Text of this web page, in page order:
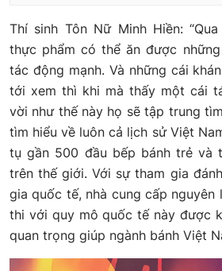
Thí sinh Tôn Nữ Minh Hiền:
thực phẩm có thể ăn được
tác động mạnh. Và những cái
tới xem thì khi mà thấy một cái
vời như thế này họ sẽ tập trung
tìm hiểu về luôn cả lịch sử Việt
tụ gần 500 đầu bếp bánh trẻ và
trên thế giới. Với sự tham gia
gia quốc tế, nhà cung cấp nguyên
thi với quy mô quốc tế này được
quan trọng giúp ngành bánh Việt